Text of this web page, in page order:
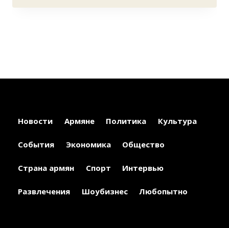
Новости Армяне Политика Культура
События Экономика Общество
Страна армян Спорт Интервью
Развлечения Шоубизнес Любопытно